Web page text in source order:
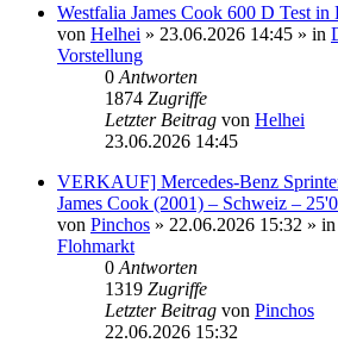
Westfalia James Cook 600 D Test in
von Helhei » 23.06.2026 14:45 » in
Vorstellung
0 Antworten
1874 Zugriffe
Letzter Beitrag von Helhei
23.06.2026 14:45
VERKAUF] Mercedes-Benz
James Cook (2001) – Schweiz –
von Pinchos » 22.06.2026 15:32 » in
Flohmarkt
0 Antworten
1319 Zugriffe
Letzter Beitrag von Pinchos
22.06.2026 15:32